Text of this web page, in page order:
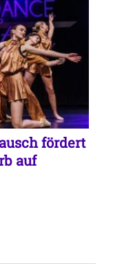
fördert
auf